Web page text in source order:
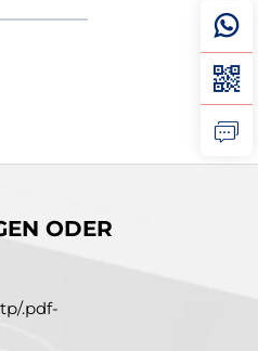
ODER
.pdf-